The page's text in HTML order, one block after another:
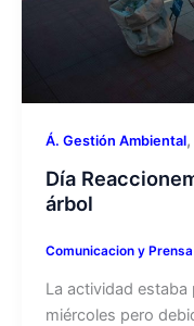
Á. Gestión Ambiental,
Día
árbol
Comunicacion y
La actividad
miércoles pero